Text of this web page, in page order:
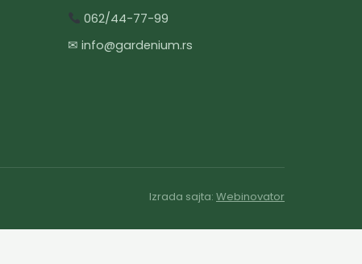
062/44-77-99
✉ info@gardenium.rs
Izrada sajta: Webinovator